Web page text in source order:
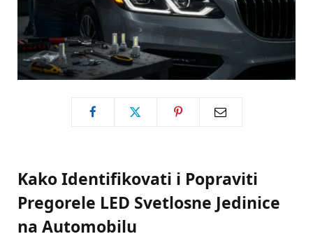
Kako Identifikovati i Popraviti
Pregorele LED Svetlosne Jedinice
na Automobilu